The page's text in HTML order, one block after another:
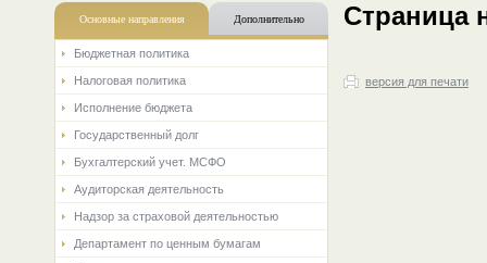
Основные направления Дополнительно
Бюджетная политика
Налоговая политика
Исполнение бюджета
Государственный долг
Бухгалтерский учет. МСФО
Аудиторская деятельность
Надзор за страховой деятельностью
Департамент по ценным бумагам
Страница
версия для печати